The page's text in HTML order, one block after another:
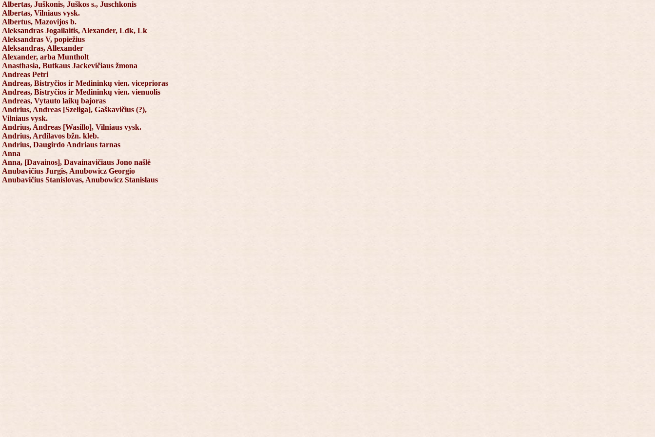
Albertas, Juškonis, Juškos s., Juschkonis
Albertas, Vilniaus vysk.
Albertus, Mazovijos b.
Aleksandras Jogailaitis, Alexander, Ldk, Lk
Aleksandras V, popiežius
Aleksandras, Allexander
Alexander, arba Muntholt
Anasthasia, Butkaus Jackevičiaus žmona
Andreas Petri
Andreas, Bistryčios ir Medininkų vien. viceprioras
Andreas, Bistryčios ir Medininkų vien. vienuolis
Andreas, Vytauto laikų bajoras
Andrius, Andreas [Szeliga], Gaškavičius (?),
Vilniaus vysk.
Andrius, Andreas [Wasillo], Vilniaus vysk.
Andrius, Ardilavos bžn. kleb.
Andrius, Daugirdo Andriaus tarnas
Anna
Anna, [Davainos], Davainavičiaus Jono našlė
Anubavičius Jurgis, Anubowicz Georgio
Anubavičius Stanislovas, Anubowicz Stanislaus